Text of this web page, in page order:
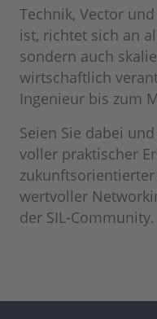
Technik, Vector
ist, richtet sich an
sondern auch
wirtschaftlich
Ingenieur bis zum
Seien Sie dabei
voller praktischer
wertvoller
der SIL-Community.